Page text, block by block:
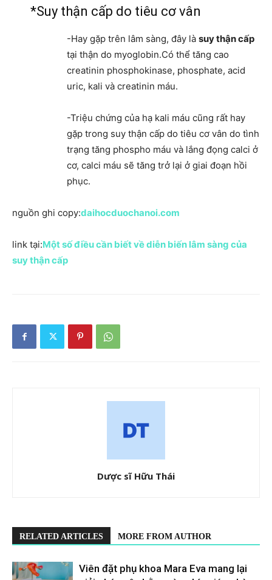
*Suy thận cấp do tiêu cơ vân
-Hay gặp trên lâm sàng, đây là suy thận cấp
tại thận do myoglobin.Có thể tăng cao
creatinin phosphokinase, phosphate, acid
uric, kali và creatinin máu.
-Triệu chứng của hạ kali máu cũng rất hay
gặp trong suy thận cấp do tiêu cơ vân do tình
trạng tăng phospho máu và lắng đọng calci ở
cơ, calci máu sẽ tăng trở lại ở giai đoạn hồi
phục.
nguồn ghi copy:daihocduochanoi.com
link tại:Một số điều cần biết về diễn biến lâm sàng của
suy thận cấp
Dược sĩ Hữu Thái
RELATED ARTICLES MORE FROM AUTHOR
Viên đặt phụ khoa Mara Eva mang lại